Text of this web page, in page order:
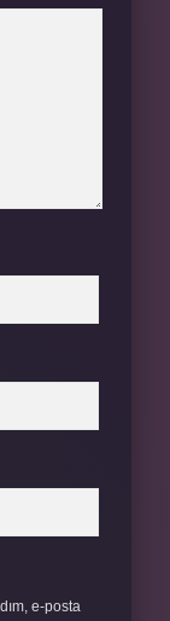
e-posta